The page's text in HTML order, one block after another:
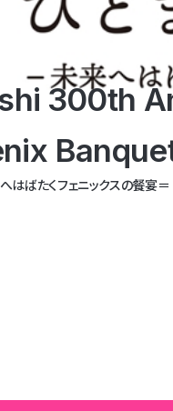
300th
ばたくフェニックスの餐宴
Carl
／
ターマトリクス- | たかくらか